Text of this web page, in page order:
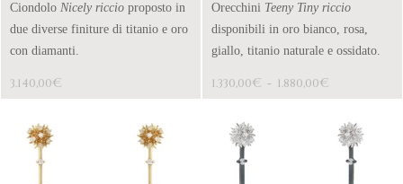
Ciondolo Nicely riccio proposto in
due diverse finiture di titanio e oro
con diamanti.
3.140,00€
Orecchini Teeny Tiny riccio
disponibili in oro bianco, rosa,
giallo, titanio naturale e ossidato.
1.330,00€ - 1.880,00€